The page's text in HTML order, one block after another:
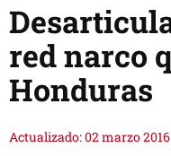
red narco
Honduras
Actualizado: 02 marzo 2016